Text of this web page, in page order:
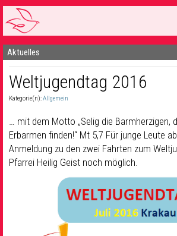
Startseite
1 Pfarrei
16 Gemeinden & mehr
Gottesdienste & Sinnsuche
Sakramente & Feste
Gemeinschaft & Soziales
& Kultur
Seelsorge & Kontakt
Aktuelles
Weltjugendtag 2016
Kategorie(n):Allgemein
… mit dem Motto „Selig die Barmherzigen,
Erbarmen finden!“ Mt 5,7 Für junge Leute
Anmeldung zu den zwei Fahrten zum
Pfarrei Heilig Geist noch möglich.